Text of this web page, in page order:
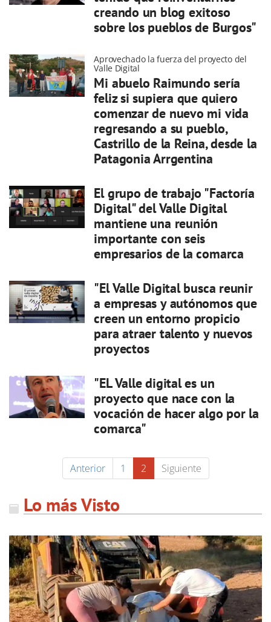
creando un blog exitoso
sobre los pueblos de Burgos"
Aprovechado la fuerza del proyecto del
Valle Digital
Mi abuelo Raimundo sería
feliz si supiera que quiero
comenzar de nuevo mi vida
regresando a su pueblo,
Castrillo de la Reina, desde la
Patagonia Arrgentina
El grupo de trabajo "Factoría
Digital" del Valle Digital
mantiene una reunión
importante con seis
empresarios de la comarca
"El Valle Digital busca reunir
a empresas y autónomos que
creen un entorno propicio
para atraer talento y nuevos
proyectos
"EL Valle digital es un
proyecto que nace con la
vocación de hacer algo por la
comarca"
Anterior 1 2 Siguiente
Lo más Visto